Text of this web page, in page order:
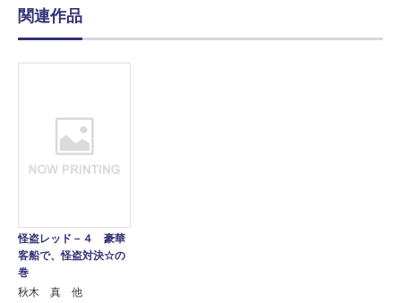
関連作品
怪盗レッド－４ 豪華
客船で、怪盗対決☆の
巻
秋木 真 他